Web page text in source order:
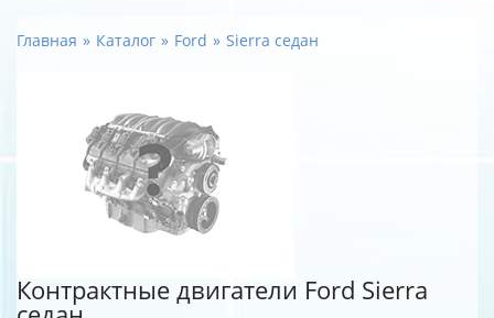
Главная Каталог Ford Sierra седан
Контрактные двигатели Ford Sierra